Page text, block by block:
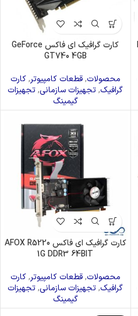
کارت گرافیک ای فاکس GeForce
GT740 4GB
محصولات,قطعات کامپیوتر,کارت
گرافیک,تجهیزات سازمانی,تجهیزات
گیمینگ
کارت گرافیک ای فاکس AFOX R5220
1G DDR3 64BIT
محصولات,قطعات کامپیوتر,کارت
گرافیک,تجهیزات سازمانی,تجهیزات
گیمینگ